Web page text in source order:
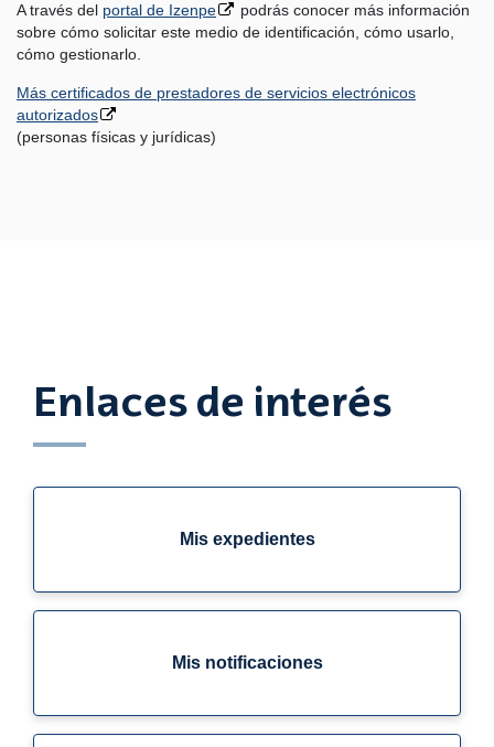
A través del portal de Izenpe
podrás conocer más información
sobre cómo solicitar este medio de identificación, cómo usarlo,
cómo gestionarlo.
Más certificados de prestadores de servicios electrónicos
autorizados
(personas físicas y jurídicas)
Enlaces de interés
Mis expedientes
Mis notificaciones